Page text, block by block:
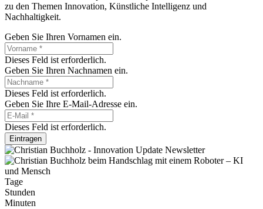
zu den Themen Innovation, Künstliche Intelligenz und
Nachhaltigkeit.
Geben Sie Ihren Vornamen ein.
Dieses Feld ist erforderlich.
Geben Sie Ihren Nachnamen ein.
Dieses Feld ist erforderlich.
Geben Sie Ihre E-Mail-Adresse ein.
Dieses Feld ist erforderlich.
Eintragen
Tage
Stunden
Minuten